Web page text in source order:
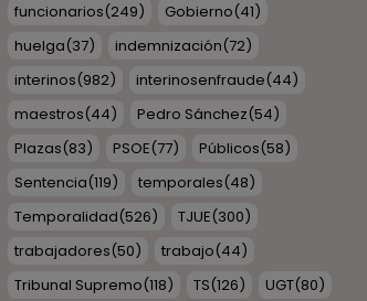
funcionarios(249) Gobierno(41)
huelga(37) indemnización(72)
interinos(982) interinosenfraude(44)
maestros(44) Pedro Sánchez(54)
Plazas(83) PSOE(77) Públicos(58)
Sentencia(119) temporales(48)
Temporalidad(526) TJUE(300)
trabajadores(50) trabajo(44)
Tribunal Supremo(118) TS(126) UGT(80)